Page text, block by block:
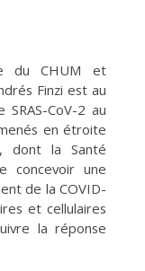
du CHUM et
Finzi est au
CoV-2 au
en étroite
dont la Santé
concevoir une
de la COVID-
et cellulaires
la réponse